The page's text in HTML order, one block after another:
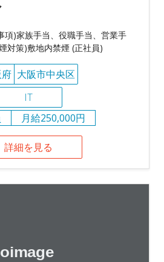
項)家族手当、役職手当、営業手
対策)敷地内禁煙 (正社員)
大阪市中央区
IT
月給250,000円
詳細を見る